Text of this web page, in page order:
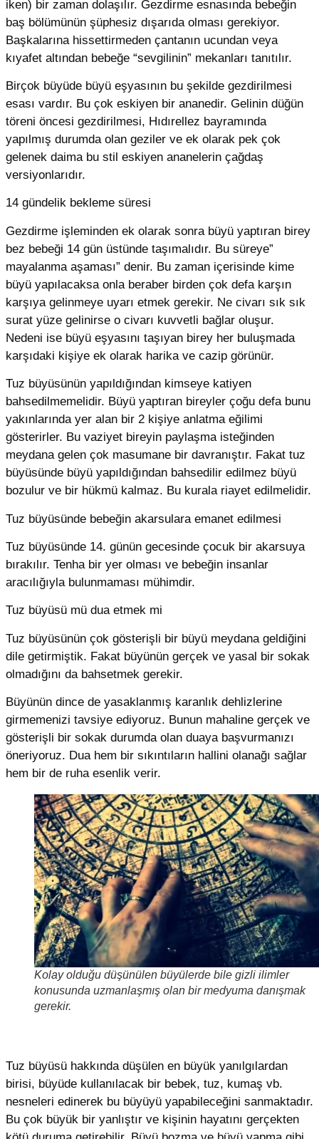
iken) bir zaman dolaşılır. Gezdirme esnasında bebeğin
baş bölümünün şüphesiz dışarıda olması gerekiyor.
Başkalarına hissettirmeden çantanın ucundan veya
kıyafet altından bebeğe “sevgilinin” mekanları tanıtılır.
Birçok büyüde büyü eşyasının bu şekilde gezdirilmesi
esası vardır. Bu çok eskiyen bir ananedir. Gelinin düğün
töreni öncesi gezdirilmesi, Hıdırellez bayramında
yapılmış durumda olan geziler ve ek olarak pek çok
gelenek daima bu stil eskiyen ananelerin çağdaş
versiyonlarıdır.
14 gündelik bekleme süresi
Gezdirme işleminden ek olarak sonra büyü yaptıran birey
bez bebeği 14 gün üstünde taşımalıdır. Bu süreye”
mayalanma aşaması” denir. Bu zaman içerisinde kime
büyü yapılacaksa onla beraber birden çok defa karşın
karşıya gelinmeye uyarı etmek gerekir. Ne civarı sık sık
surat yüze gelinirse o civarı kuvvetli bağlar oluşur.
Nedeni ise büyü eşyasını taşıyan birey her buluşmada
karşıdaki kişiye ek olarak harika ve cazip görünür.
Tuz büyüsünün yapıldığından kimseye katiyen
bahsedilmemelidir. Büyü yaptıran bireyler çoğu defa bunu
yakınlarında yer alan bir 2 kişiye anlatma eğilimi
gösterirler. Bu vaziyet bireyin paylaşma isteğinden
meydana gelen çok masumane bir davranıştır. Fakat tuz
büyüsünde büyü yapıldığından bahsedilir edilmez büyü
bozulur ve bir hükmü kalmaz. Bu kurala riayet edilmelidir.
Tuz büyüsünde bebeğin akarsulara emanet edilmesi
Tuz büyüsünde 14. günün gecesinde çocuk bir akarsuya
bırakılır. Tenha bir yer olması ve bebeğin insanlar
aracılığıyla bulunmaması mühimdir.
Tuz büyüsü mü dua etmek mi
Tuz büyüsünün çok gösterişli bir büyü meydana geldiğini
dile getirmiştik. Fakat büyünün gerçek ve yasal bir sokak
olmadığını da bahsetmek gerekir.
Büyünün dince de yasaklanmış karanlık dehlizlerine
girmemenizi tavsiye ediyoruz. Bunun mahaline gerçek ve
gösterişli bir sokak durumda olan duaya başvurmanızı
öneriyoruz. Dua hem bir sıkıntıların hallini olanağı sağlar
hem bir de ruha esenlik verir.
Kolay olduğu düşünülen büyülerde bile gizli ilimler
konusunda uzmanlaşmış olan bir medyuma danışmak
gerekir.
Tuz büyüsü hakkında düşülen en büyük yanılgılardan
birisi, büyüde kullanılacak bir bebek, tuz, kumaş vb.
nesneleri edinerek bu büyüyü yapabileceğini sanmaktadır.
Bu çok büyük bir yanlıştır ve kişinin hayatını gerçekten